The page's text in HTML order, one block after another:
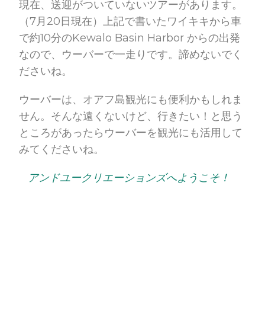
現在、送迎がついていないツアーがあります。
（7月20日現在）上記で書いたワイキキから車
で約10分のKewalo Basin Harbor からの出発
なので、ウーバーで一走りです。諦めないでく
ださいね。
ウーバーは、オアフ島観光にも便利かもしれま
せん。そんな遠くないけど、行きたい！と思う
ところがあったらウーバーを観光にも活用して
みてくださいね。
アンドユークリエーションズへようこそ！